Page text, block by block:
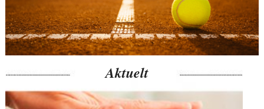
Aktuelt